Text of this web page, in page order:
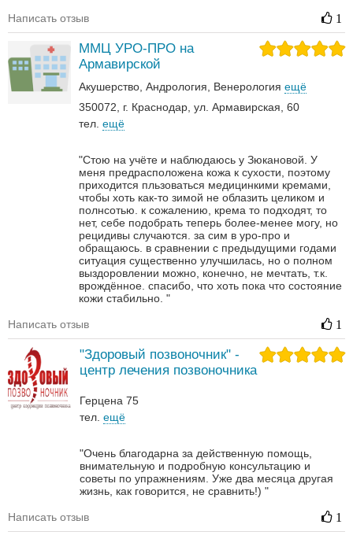
Написать отзыв 1
ММЦ УРО-ПРО на
Армавирской
Акушерство Андрология‎ Венерология‎ ещё
350072, г. Краснодар, ул. Армавирская, 60
тел. ещё
"Стою на учёте и наблюдаюсь у Зюкановой. У
меня предрасположена кожа к сухости, поэтому
приходится пльзоваться медицинкими кремами,
чтобы хоть как-то зимой не облазить целиком и
полнсотью. к сожалению, крема то подходят, то
нет, себе подобрать теперь более-менее могу, но
рецидивы случаются. за сим в уро-про и
обращаюсь. в сравнении с предыдущими годами
ситуация существенно улучшилась, но о полном
выздоровлении можно, конечно, не мечтать, т.к.
врождённое. спасибо, что хоть пока что состояние
кожи стабильно. "
Написать отзыв 1
"Здоровый позвоночник" -
центр лечения позвоночника
Герцена 75
тел.ещё
"Очень благодарна за действенную помощь,
внимательную и подробную консультацию и
советы по упражнениям. Уже два месяца другая
жизнь, как говорится, не сравнить!) "
Написать отзыв 1